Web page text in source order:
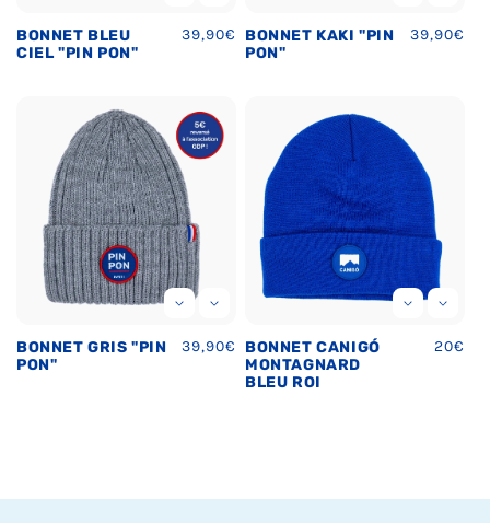
BONNET BLEU
CIEL "PIN PON"
Prix
habituel
39,90€
BONNET KAKI "PIN
PON"
Prix
39,90€
BONNET GRIS "PIN
PON"
Prix
habituel
39,90€
BONNET CANIGÓ
MONTAGNARD
BLEU ROI
Prix
20€